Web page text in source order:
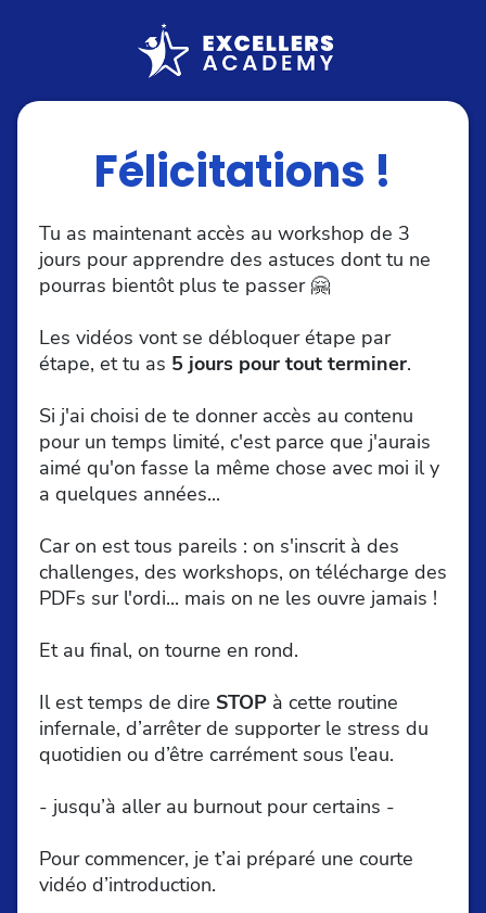
Félicitations !
Tu as maintenant accès au workshop de 3
jours pour apprendre des astuces dont tu ne
pourras bientôt plus te passer 🤗
Les vidéos vont se débloquer étape par
étape, et tu as 5 jours pour tout terminer.
Si j'ai choisi de te donner accès au contenu
pour un temps limité, c'est parce que j'aurais
aimé qu'on fasse la même chose avec moi il y
a quelques années...
Car on est tous pareils : on s'inscrit à des
challenges, des workshops, on télécharge des
PDFs sur l'ordi... mais on ne les ouvre jamais !
Et au final, on tourne en rond.
Il est temps de dire STOP à cette routine
infernale, d’arrêter de supporter le stress du
quotidien ou d’être carrément sous l’eau.
- jusqu’à aller au burnout pour certains -
Pour commencer, je t’ai préparé une courte
vidéo d’introduction.